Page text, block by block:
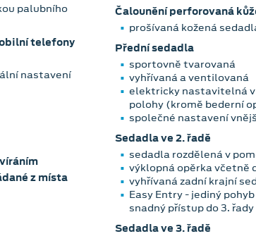
palubního
telefony
nastavení
z místa
Čalounění perforovaná
prošívaná kožená
Přední sedadla
sportovně tvarovaná
vyhřívaná a ventilovaná
elektricky nastavitelná v
polohy (kromě bederní
společné nastavení
Sedadla ve 2. řadě
sedadla rozdělená v
výklopná opěrka včetně
vyhřívaná zadní krajní
Easy Entry - jediný pohyb odsune a sklopí sedadla 2. řady pro
snadný přístup do 3. řady
Sedadla ve 3. řadě